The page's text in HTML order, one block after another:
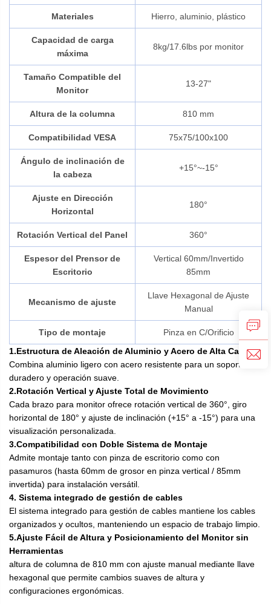
Materiales Hierro, aluminio, plástico
Capacidad de carga
máxima
8kg/17.6lbs por monitor
Tamaño Compatible del
Monitor
13-27"
Altura de la columna 810 mm
Compatibilidad VESA 75x75/100x100
Ángulo de inclinación de
la cabeza
+15°~-15°
Ajuste en Dirección
Horizontal
180°
Rotación Vertical del Panel 360°
Espesor del Prensor de
Escritorio
Vertical 60mm/Invertido
85mm
Mecanismo de ajuste
Llave Hexagonal de Ajuste
Manual
Tipo de montaje
Pinza en C/Orificio
1.Estructura de Aleación de Aluminio y Acero de Alta Calidad
Combina aluminio ligero con acero resistente para un soporte
duradero y operación suave.
2.Rotación Vertical y Ajuste Total de Movimiento
Cada brazo para monitor ofrece rotación vertical de 360°, giro
horizontal de 180° y ajuste de inclinación (+15° a -15°) para una
visualización personalizada.
3.Compatibilidad con Doble Sistema de Montaje
Admite montaje tanto con pinza de escritorio como con
pasamuros (hasta 60mm de grosor en pinza vertical / 85mm
invertida) para instalación versátil.
4. Sistema integrado de gestión de cables
El sistema integrado para gestión de cables mantiene los cables
organizados y ocultos, manteniendo un espacio de trabajo limpio.
5.Ajuste Fácil de Altura y Posicionamiento del Monitor sin
Herramientas
altura de columna de 810 mm con ajuste manual mediante llave
hexagonal que permite cambios suaves de altura y
configuraciones ergonómicas.